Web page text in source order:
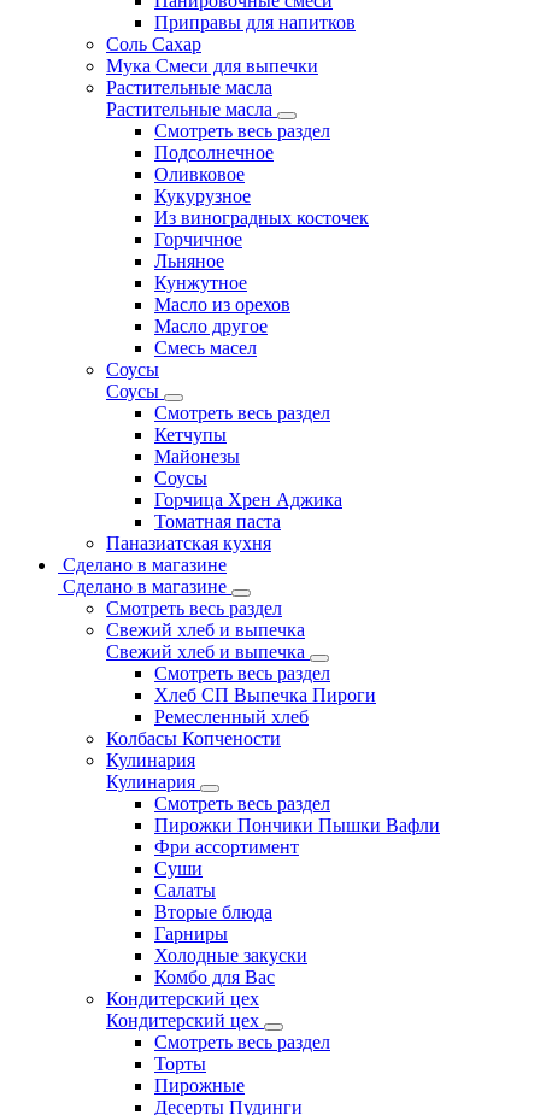
Приправы для напитков
Соль Сахар
Мука Смеси для выпечки
Растительные масла
Растительные масла
Смотреть весь раздел
Подсолнечное
Оливковое
Кукурузное
Из виноградных косточек
Горчичное
Льняное
Кунжутное
Масло из орехов
Масло другое
Смесь масел
Соусы
Соусы
Смотреть весь раздел
Кетчупы
Майонезы
Соусы
Горчица Хрен Аджика
Томатная паста
Паназиатская кухня
Сделано в магазине
Сделано в магазине
Смотреть весь раздел
Свежий хлеб и выпечка
Свежий хлеб и выпечка
Смотреть весь раздел
Хлеб СП Выпечка Пироги
Ремесленный хлеб
Колбасы Копчености
Кулинария
Кулинария
Смотреть весь раздел
Пирожки Пончики Пышки Вафли
Фри ассортимент
Суши
Салаты
Вторые блюда
Гарниры
Холодные закуски
Комбо для Вас
Кондитерский цех
Кондитерский цех
Смотреть весь раздел
Торты
Пирожные
Десерты Пудинги